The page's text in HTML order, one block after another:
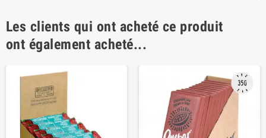
Les clients qui ont acheté ce produit
ont également acheté...